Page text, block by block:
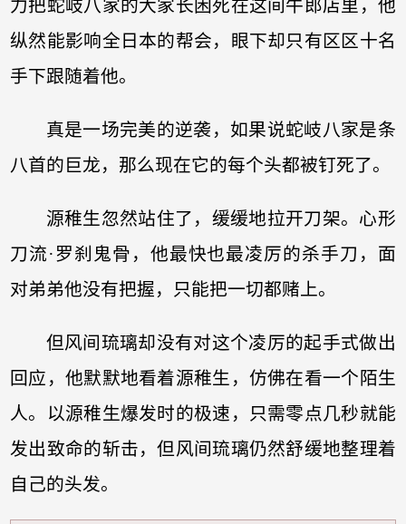
力把蛇岐八家的大家长困死在这间牛郎店里，他
纵然能影响全日本的帮会，眼下却只有区区十名
手下跟随着他。
真是一场完美的逆袭，如果说蛇岐八家是条
八首的巨龙，那么现在它的每个头都被钉死了。
源稚生忽然站住了，缓缓地拉开刀架。心形
刀流·罗刹鬼骨，他最快也最凌厉的杀手刀，面
对弟弟他没有把握，只能把一切都赌上。
但风间琉璃却没有对这个凌厉的起手式做出
回应，他默默地看着源稚生，仿佛在看一个陌生
人。以源稚生爆发时的极速，只需零点几秒就能
发出致命的斩击，但风间琉璃仍然舒缓地整理着
自己的头发。